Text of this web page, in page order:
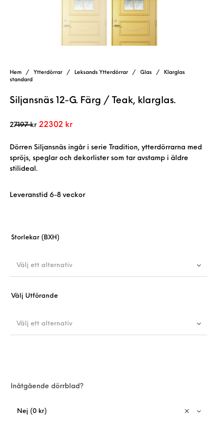
Hem / Ytterdörrar / Leksands Ytterdörrar / Glas /
Klarglas
standard
Siljansnäs 12-G. Färg / Teak, klarglas.
27197kr Det ursprungliga priset var: 27197 kr.
22302 krDet nuvarande priset är: 22302 kr.
Dörren Siljansnäs ingår i serie Tradition, ytterdörrarna med
spröjs, speglar och dekorlister som tar avstamp i äldre
stilideal.
Leveranstid 6-8 veckor
Storlekar (BXH)
Välj ett alternativ
Välj Utförande
Välj ett alternativ
Inåtgående dörrblad?
Nej (0 kr)